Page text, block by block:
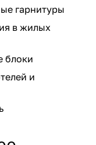
гарнитуры
в жилых
блоки
и